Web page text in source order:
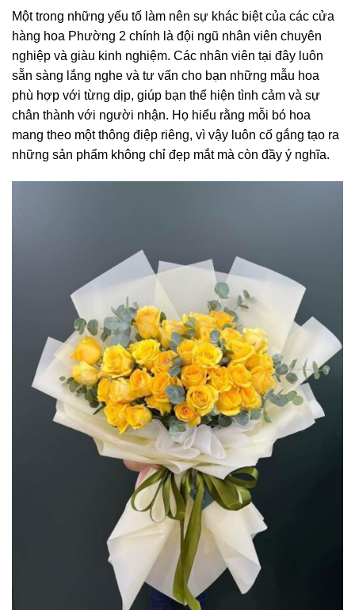
Một trong những yếu tố làm nên sự khác biệt của các cửa
hàng hoa Phường 2 chính là đội ngũ nhân viên chuyên
nghiệp và giàu kinh nghiệm. Các nhân viên tại đây luôn
sẵn sàng lắng nghe và tư vấn cho bạn những mẫu hoa
phù hợp với từng dịp, giúp bạn thể hiện tình cảm và sự
chân thành với người nhận. Họ hiểu rằng mỗi bó hoa
mang theo một thông điệp riêng, vì vậy luôn cố gắng tạo ra
những sản phẩm không chỉ đẹp mắt mà còn đầy ý nghĩa.